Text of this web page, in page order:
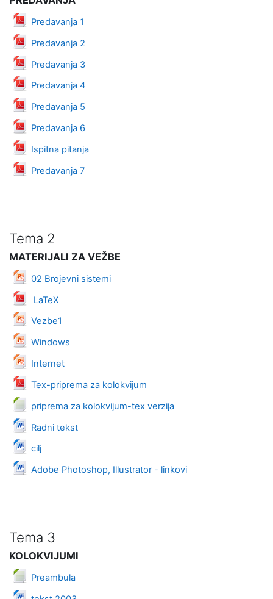
Predavanja 1Datoteka
Predavanja 2
Datoteka
Predavanja 3
Datoteka
Predavanja 4
Datoteka
Predavanja 5
Datoteka
Predavanja 6
Datoteka
Ispitna pitanja
Datoteka
Predavanja 7
Datoteka
Tema 2
MATERIJALI ZA VEŽBE
02 Brojevni sistemi
Datoteka
LaTeX
Datoteka
Vezbe1
Datoteka
Windows
Datoteka
Internet
Datoteka
Tex-priprema za kolokvijum
Datoteka
priprema za kolokvijum-tex verzija
Datoteka
Radni tekst
Datoteka
cilj
Datoteka
Adobe Photoshop, Illustrator - linkovi
Datoteka
Tema 3
KOLOKVIJUMI
Preambula
Datoteka
Datoteka